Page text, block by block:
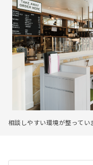
相談しやすい環境が整って